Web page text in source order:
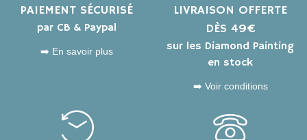
PAIEMENT SÉCURISÉ
par CB & Paypal
➡️ En savoir plus
LIVRAISON OFFERTE
DÈS 49€
sur les Diamond Painting
en stock
➡️ Voir conditions